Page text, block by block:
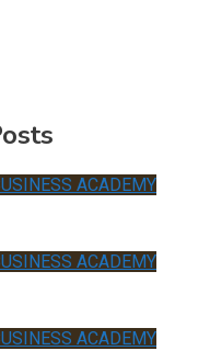
ACADEMY
ACADEMY
ACADEMY